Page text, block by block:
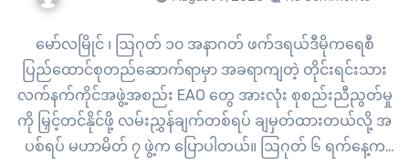
မော်လမြိုင် ၊ ဩဂုတ် ၁၀ အနာဂတ် ဖက်ဒရယ်ဒီမိုကရေစီ
ပြည်ထောင်စုတည်ဆောက်ရာမှာ အခရာကျတဲ့ တိုင်းရင်းသား
လက်နက်ကိုင်အဖွဲ့အစည်း EAO တွေ အားလုံး စုစည်းညီညွတ်မှု
ကို မြှင့်တင်နိုင်ဖို့ လမ်းညွှန်ချက်တစ်ရပ် ချမှတ်ထားတယ်လို့ အ
ပစ်ရပ် မဟာမိတ် ၇ ဖွဲ့က ပြောပါတယ်။ ဩဂုတ် ၆ ရက်နေ့က